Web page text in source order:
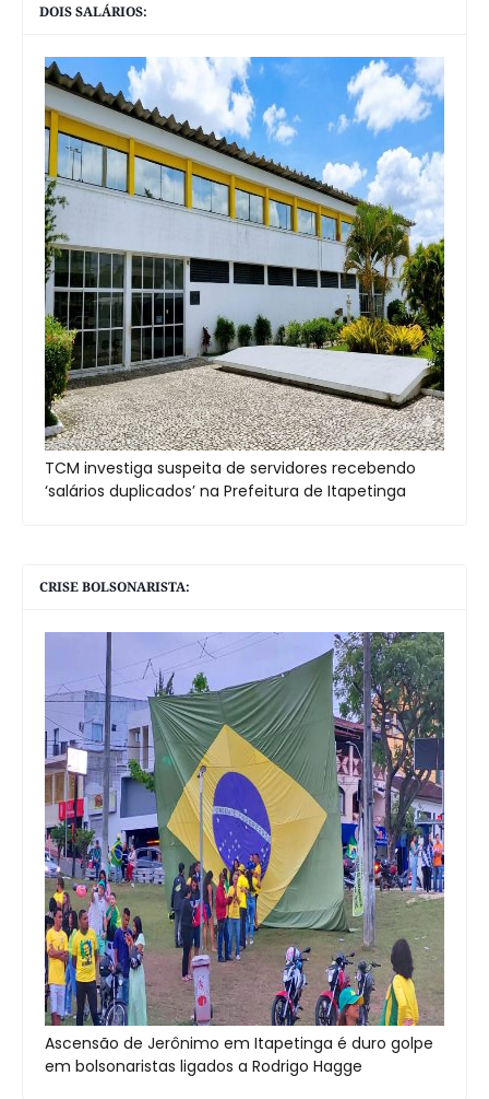
DOIS SALÁRIOS:
TCM investiga suspeita de servidores recebendo
‘salários duplicados’ na Prefeitura de Itapetinga
CRISE BOLSONARISTA:
Ascensão de Jerônimo em Itapetinga é duro golpe
em bolsonaristas ligados a Rodrigo Hagge